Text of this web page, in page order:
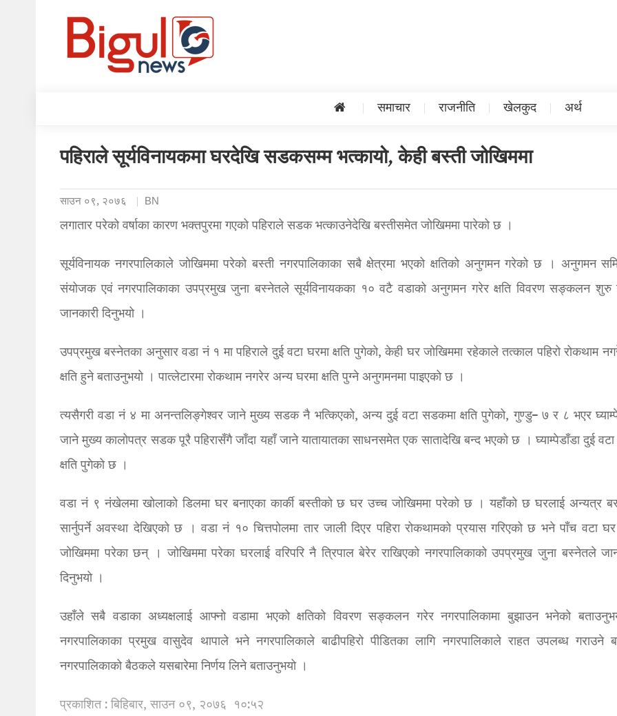
समाचार राजनीति खेलकुद अर्थ
पहिराले सूर्यविनायकमा घरदेखि सडकसम्म भत्कायो, केही बस्ती जोखिममा
साउन ०९, २०७६ BN
लगातार परेको वर्षाका कारण भक्तपुरमा गएको पहिराले सडक भत्काउनेदेखि बस्तीसमेत जोखिममा पारेको छ ।
सूर्यविनायक नगरपालिकाले जोखिममा परेको बस्ती नगरपालिकाका सबै क्षेत्रमा भएको क्षतिको अनुगमन गरेको छ । अनुगमन
संयोजक एवं नगरपालिकाका उपप्रमुख जुना बस्नेतले सूर्यविनायकका १० वटै वडाको अनुगमन गरेर क्षति विवरण सङ्कलन शुरु
जानकारी दिनुभयो ।
उपप्रमुख बस्नेतका अनुसार वडा नं १ मा पहिराले दुई वटा घरमा क्षति पुगेको, केही घर जोखिममा रहेकाले तत्काल पहिरो रोकथाम
क्षति हुने बताउनुभयो । पात्लेटारमा रोकथाम नगरेर अन्य घरमा क्षति पुग्ने अनुगमनमा पाइएको छ ।
त्यसैगरी वडा नं ४ मा अनन्तलिङ्गेश्वर जाने मुख्य सडक नै भत्किएको, अन्य दुई वटा सडकमा क्षति पुगेको, गुण्डु– ७ र ८ भएर
जाने मुख्य कालोपत्र सडक पूरै पहिरासँगै जाँदा यहाँ जाने यातायातका साधनसमेत एक सातादेखि बन्द भएको छ । घ्याम्पेडाँडा दुई
क्षति पुगेको छ ।
वडा नं ९ नंखेलमा खोलाको डिलमा घर बनाएका कार्की बस्तीको छ घर उच्च जोखिममा परेको छ । यहाँको छ घरलाई अन्यत्र
सार्नुपर्ने अवस्था देखिएको छ । वडा नं १० चित्तपोलमा तार जाली दिएर पहिरा रोकथामको प्रयास गरिएको छ भने पाँच वटा
जोखिममा परेका छन् । जोखिममा परेका घरलाई वरिपरि नै त्रिपाल बेरेर राखिएको नगरपालिकाको उपप्रमुख जुना बस्नेतले
दिनुभयो ।
उहाँले सबै वडाका अध्यक्षलाई आफ्नो वडामा भएको क्षतिको विवरण सङ्कलन गरेर नगरपालिकामा बुझाउन भनेको
नगरपालिकाका प्रमुख वासुदेव थापाले भने नगरपालिकाले बाढीपहिरो पीडितका लागि नगरपालिकाले राहत उपलब्ध गराउने
नगरपालिकाको बैठकले यसबारेमा निर्णय लिने बताउनुभयो ।
प्रकाशित : बिहिबार, साउन ०९, २०७६ १०:५२